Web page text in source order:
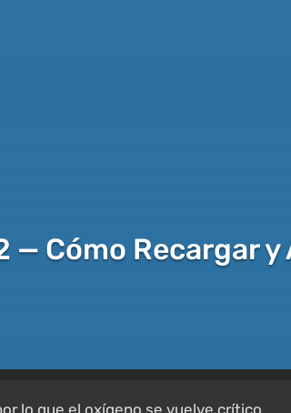
— Cómo Recargar
lo que el oxígeno se vuelve crítico